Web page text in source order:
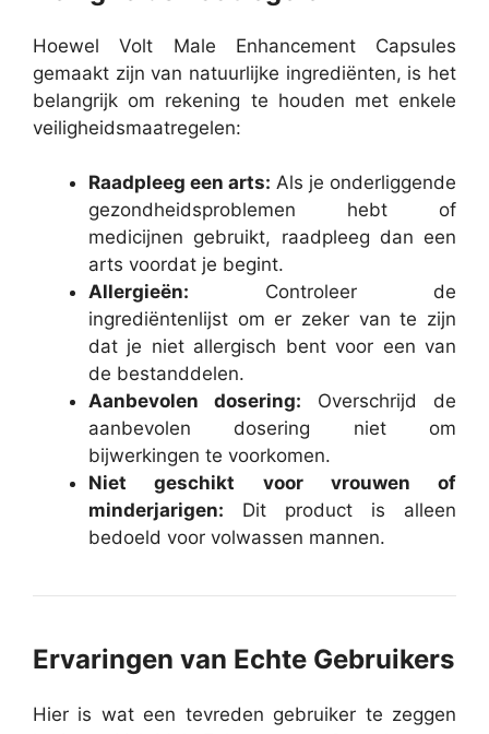
Hoewel Volt Male Enhancement Capsules
gemaakt zijn van natuurlijke ingrediënten, is het
belangrijk om rekening te houden met enkele
veiligheidsmaatregelen:
Raadpleeg een arts: Als je onderliggende
gezondheidsproblemen hebt of
medicijnen gebruikt, raadpleeg dan een
arts voordat je begint.
Allergieën: Controleer de
ingrediëntenlijst om er zeker van te zijn
dat je niet allergisch bent voor een van
de bestanddelen.
Aanbevolen dosering: Overschrijd de
aanbevolen dosering niet om
bijwerkingen te voorkomen.
Niet geschikt voor vrouwen of
minderjarigen: Dit product is alleen
bedoeld voor volwassen mannen.
Ervaringen van Echte Gebruikers
Hier is wat een tevreden gebruiker te zeggen